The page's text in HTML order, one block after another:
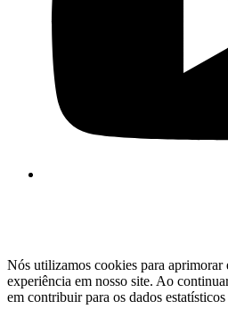
Nós utilizamos cookies para aprimorar
experiência em nosso site. Ao
em contribuir para os dados